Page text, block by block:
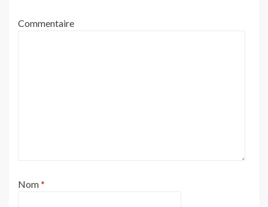
Commentaire
Nom*